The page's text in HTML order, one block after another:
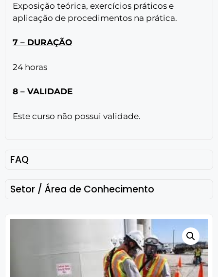
Exposição teórica, exercícios práticos e
aplicação de procedimentos na prática.
7 – DURAÇÃO
24 horas
8 – VALIDADE
Este curso não possui validade.
FAQ
Setor / Área de Conhecimento